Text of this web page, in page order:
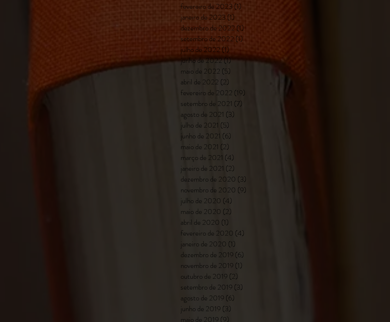
fevereiro de 2023 (1)
janeiro de 2023 (1)
dezembro de 2022 (1)
setembro de 2022 (1)
julho de 2022 (1)
junho de 2022(1)1 post
maio de 2022 (5)
abril de 2022 (2)
fevereiro de 2022 (19)
setembro de 2021 (7)
agosto de 2021 (3)
julho de 2021 (5)
junho de 2021 (6)
maio de 2021 (2)
março de 2021 (4)
janeiro de 2021 (2)
dezembro de 2020 (3)
novembro de 2020 (9)
julho de 2020 (4)
maio de 2020 (2)
abril de 2020 (1)
fevereiro de 2020 (4)
janeiro de 2020 (1)
dezembro de 2019 (6)
novembro de 2019 (1)
outubro de 2019 (2)
setembro de 2019 (3)
agosto de 2019 (6)
junho de 2019 (3)
maio de 2019 (9)